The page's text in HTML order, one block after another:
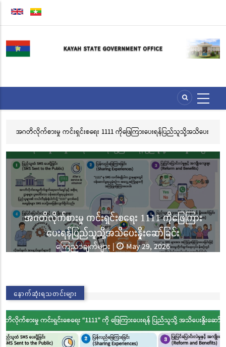
Skip
content
လွိုင်ကော်မြို့၊ သမိုင်းဝင်ဆုတောင်းပြည့် မြို့နာမ်ရွှေစေတီတော် လုံးတော်ပြည့်ရွှေ
ဘုံကထိန် အလှူတော်မင်္ဂလာအခမ်းအနား ကျင်းပ
လွိုင်ကော်မြို့၊ သမိုင်းဝင်ဆုတောင်းပြည့် မြို့နာမ်ရွှေ
စေတီတော် လုံးတော်ပြည့်ရွှေသင်္ကန်းကပ်လှူပူဇော်
ခြင်းအောင်ပွဲနှင့် (၃၆) ကြိမ်မြောက် စုပေါင်းမဟာ
ဘုံကထိန် အလှူတော်မင်္ဂလာအခမ်းအနား ကျင်းပ
နောက်ဆုံးရသတင်းများ
02/11/25
လွိုင်ကော်မြို့၊ သမိုင်းဝင်ဆုတောင်းပြည့် မြို့နာမ်ရွှေ
စေတီတော် လုံးတော်ပြည့်ရွှေသင်္ကန်းကပ်လှူပူဇော်
ခြင်းအောင်ပွဲနှင့် (၃၆) ကြိမ်မြောက် စုပေါင်းမဟာ